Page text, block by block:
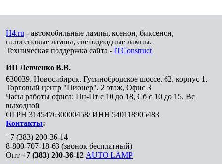
H4.ru - автомобильные лампы, ксенон, биксенон,
галогеновые лампы, светодиодные лампы.
Техническая поддержка сайта - ITConstruct
ИП Левченко В.В.
630039, Новосибирск, Гусинобродское шоссе, 62, корпус 1,
Торговый центр "Пионер", 2 этаж, Офис 3
Часы работы офиса: Пн-Пт с 10 до 18, Сб с 10 до 15, Вс
выходной
ОГРН 314547630000458/ ИНН 540118905483
Контакты:
+7 (383) 200-36-14
8-800-707-18-63 (звонок бесплатный)
Опт +7 (383) 200-36-12 AUTO LAMP